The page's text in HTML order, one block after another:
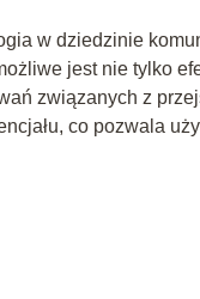
w dziedzinie
jest nie tylko
związanych z
co pozwala